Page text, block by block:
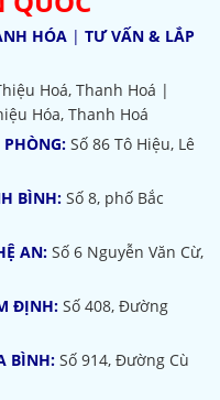
HÓA | TƯ VẤN & LẮP
Hoá, Thanh Hoá |
Hóa, Thanh Hoá
Số 86 Tô Hiệu, Lê
BÌNH: Số 8, phố Bắc
AN: Số 6 Nguyễn Văn Cừ,
ĐỊNH: Số 408, Đường
BÌNH: Số 914, Đường Cù